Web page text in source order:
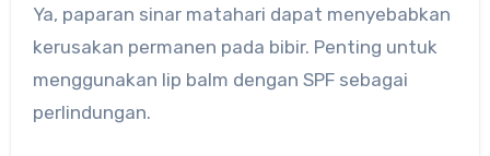
Ya, paparan sinar matahari dapat menyebabkan
kerusakan permanen pada bibir. Penting untuk
menggunakan lip balm dengan SPF sebagai
perlindungan.